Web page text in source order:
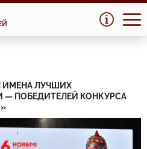
ИМЕНА ЛУЧШИХ
ПОБЕДИТЕЛЕЙ КОНКУРСА